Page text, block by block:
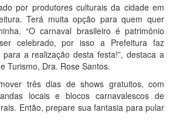
por produtores culturais da cidade em
Terá muita opção para quem quer
“O carnaval brasileiro é patrimônio
celebrado, por isso a Prefeitura faz
a realização desta festa!”, destaca a
Turismo, Dra. Rose Santos.
três dias de shows gratuitos, com
locais e blocos carnavalescos de
Então, prepare sua fantasia para pular